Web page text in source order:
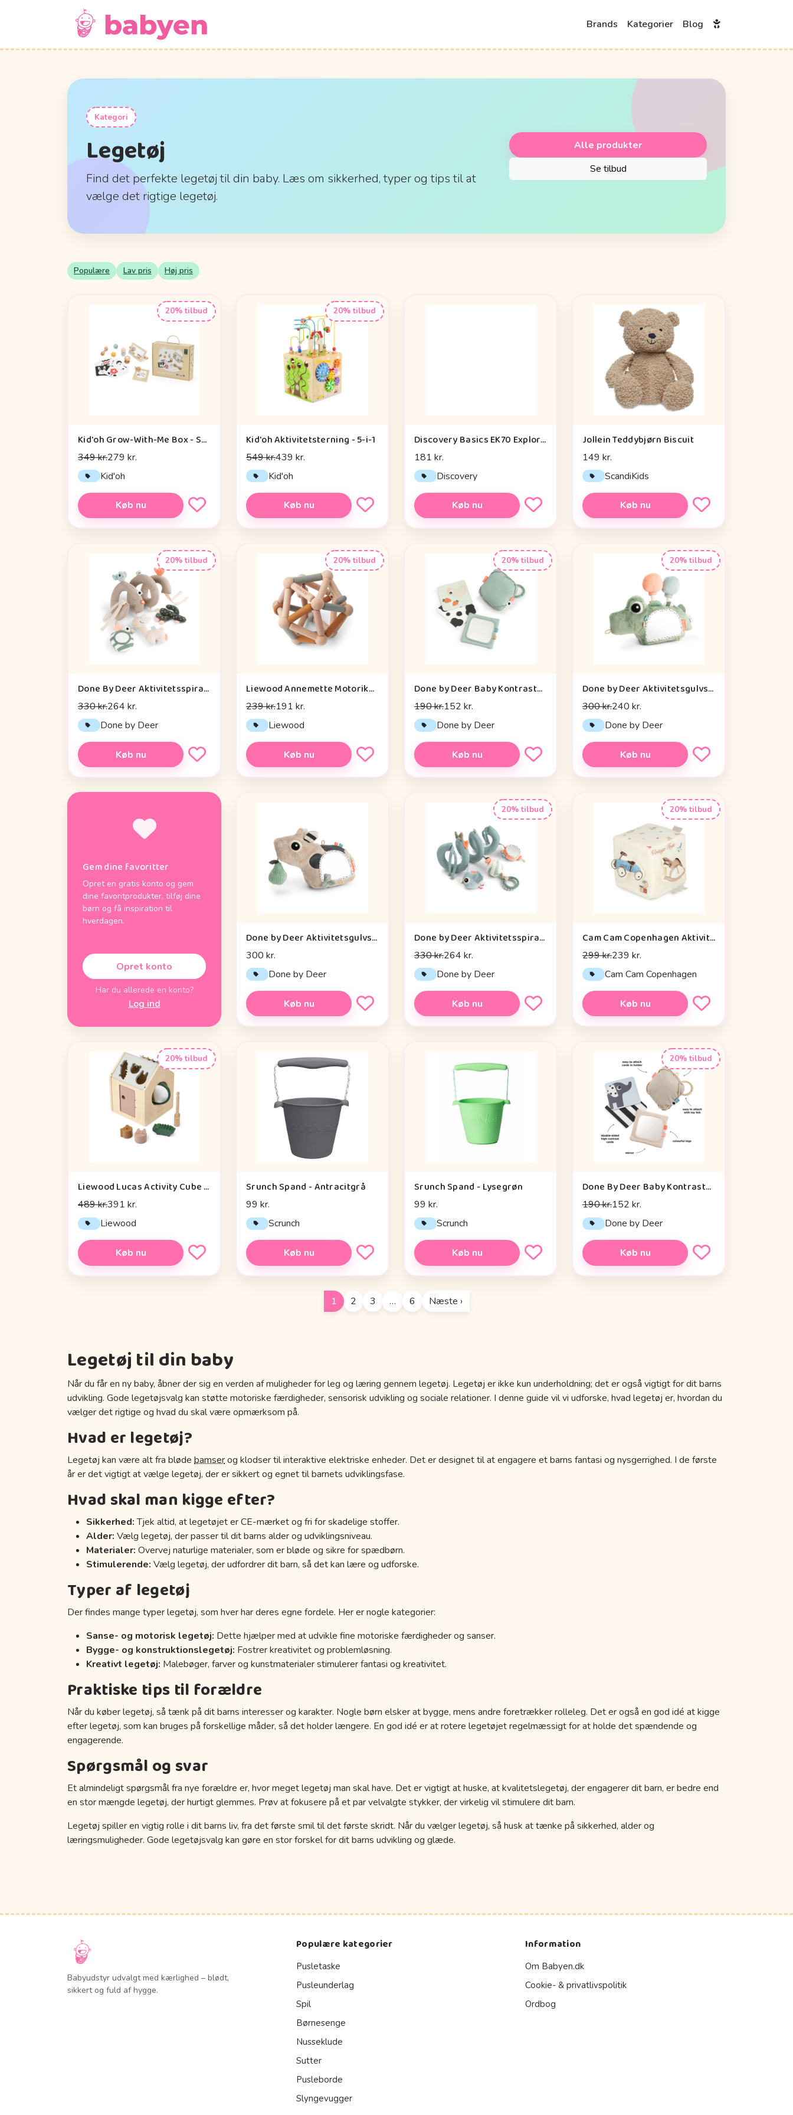
Brands Kategorier Blog
Kategori
Legetøj
Find det perfekte legetøj til din baby. Læs om sikkerhed, typer og tips til at
vælge det rigtige legetøj.
Alle produkter
Se tilbud
Populære Lav pris Høj pris
20% tilbud
Kid'oh Grow-With-Me Box - Sensory Seekers (0-6 mdr.)
349 kr.279 kr.
Kid'oh
Køb nu
20% tilbud
Kid'oh Aktivitetsterning - 5-i-1
549 kr.439 kr.
Kid'oh
Køb nu
Discovery Basics EK70 Explorer Kit - Legetøj
181 kr.
Discovery
Køb nu
Jollein Teddybjørn Biscuit
149 kr.
ScandiKids
Køb nu
20% tilbud
Done By Deer Aktivitetsspiral - Lalee Sand
330 kr.264 kr.
Done by Deer
Køb nu
20% tilbud
Liewood Annemette Motorikbold - Mustard Multi Mix
239 kr.191 kr.
Liewood
Køb nu
20% tilbud
Done by Deer Baby Kontrastkortholder - Tiny Farm - Grøn
190 kr.152 kr.
Done by Deer
Køb nu
20% tilbud
Done by Deer Aktivitetsgulvspejl - Croco - Grøn
300 kr.240 kr.
Done by Deer
Køb nu
Gem dine favoritter
Opret en gratis konto og gem
dine favoritprodukter, tilføj dine
børn og få inspiration til
hverdagen.
Opret konto
Har du allerede en konto?
Log ind
Done by Deer Aktivitetsgulvspejl - Dotti - Sand
300 kr.
Done by Deer
Køb nu
20% tilbud
Done by Deer Aktivitetsspiral - Celebration - Blå
330 kr.264 kr.
Done by Deer
Køb nu
20% tilbud
Cam Cam Copenhagen Aktivitetsterning - OCS - Vintage Toys
299 kr.239 kr.
Cam Cam Copenhagen
Køb nu
20% tilbud
Liewood Lucas Activity Cube - Tuscany Rose Multi Mix
489 kr.391 kr.
Liewood
Køb nu
Srunch Spand - Antracitgrå
99 kr.
Scrunch
Køb nu
Srunch Spand - Lysegrøn
99 kr.
Scrunch
Køb nu
20% tilbud
Done By Deer Baby Kontrastkortholder - Deer Friends - Sand
190 kr.152 kr.
Done by Deer
Køb nu
1 2 3 … 6 Næste ›
Legetøj til din baby
Når du får en ny baby, åbner der sig en verden af muligheder for leg og læring gennem legetøj. Legetøj er ikke kun underholdning; det er også vigtigt for dit barns
udvikling. Gode legetøjsvalg kan støtte motoriske færdigheder, sensorisk udvikling og sociale relationer. I denne guide vil vi udforske, hvad legetøj er, hvordan du
vælger det rigtige og hvad du skal være opmærksom på.
Hvad er legetøj?
Legetøj kan være alt fra bløde bamserog klodser til interaktive elektriske enheder. Det er designet til at engagere et barns fantasi og nysgerrighed. I de første
år er det vigtigt at vælge legetøj, der er sikkert og egnet til barnets udviklingsfase.
Hvad skal man kigge efter?
Sikkerhed:Tjek altid, at legetøjet er CE-mærket og fri for skadelige stoffer.
Alder: Vælg legetøj, der passer til dit barns alder og udviklingsniveau.
Materialer: Overvej naturlige materialer, som er bløde og sikre for spædbørn.
Stimulerende: Vælg legetøj, der udfordrer dit barn, så det kan lære og udforske.
Typer af legetøj
Der findes mange typer legetøj, som hver har deres egne fordele. Her er nogle kategorier:
Sanse- og motorisk legetøj: Dette hjælper med at udvikle fine motoriske færdigheder og sanser.
Bygge- og konstruktionslegetøj: Fostrer kreativitet og problemløsning.
Kreativt legetøj: Malebøger, farver og kunstmaterialer stimulerer fantasi og kreativitet.
Praktiske tips til forældre
Når du køber legetøj, så tænk på dit barns interesser og karakter. Nogle børn elsker at bygge, mens andre foretrækker rolleleg. Det er også en god idé at kigge
efter legetøj, som kan bruges på forskellige måder, så det holder længere. En god idé er at rotere legetøjet regelmæssigt for at holde det spændende og
engagerende.
Spørgsmål og svar
Et almindeligt spørgsmål fra nye forældre er, hvor meget legetøj man skal have. Det er vigtigt at huske, at kvalitetslegetøj, der engagerer dit barn, er bedre end
en stor mængde legetøj, der hurtigt glemmes. Prøv at fokusere på et par velvalgte stykker, der virkelig vil stimulere dit barn.
Legetøj spiller en vigtig rolle i dit barns liv, fra det første smil til det første skridt. Når du vælger legetøj, så husk at tænke på sikkerhed, alder og
læringsmuligheder. Gode legetøjsvalg kan gøre en stor forskel for dit barns udvikling og glæde.
Babyudstyr udvalgt med kærlighed – blødt,
sikkert og fuld af hygge.
Populære kategorier
Pusletaske
Pusleunderlag
Spil
Børnesenge
Nusseklude
Sutter
Pusleborde
Slyngevugger
Information
Om Babyen.dk
Cookie- & privatlivspolitik
Ordbog